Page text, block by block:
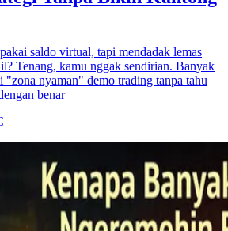
saldo virtual, tapi mendadak lemas
Tenang, kamu nggak sendirian. Banyak
"zona nyaman" demo trading tanpa tahu
benar